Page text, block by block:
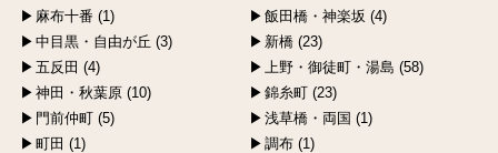
麻布十番 (1)
飯田橋・神楽坂 (4)
中目黒・自由が丘 (3)
新橋 (23)
五反田 (4)
上野・御徒町・湯島 (58)
神田・秋葉原 (10)
錦糸町 (23)
門前仲町 (5)
浅草橋・両国 (1)
町田 (1)
調布 (1)